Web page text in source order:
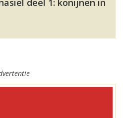
deel 1: konijnen in